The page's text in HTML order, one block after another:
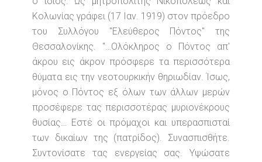
Κολωνίας γράφει (17 Ιαν. 1919) στον πρόεδρο
του Συλλόγου "Ελεύθερος Πόντος" της
Θεσσαλονίκης. "…Ολόκληρος ο Πόντος απ'
άκρου εις άκρον πρόσφερε τα περισσότερα
θύματα εις την νεοτουρκικήν θηριωδίαν. Ίσως,
μόνος ο Πόντος εξ όλων των άλλων μερών
προσέφερε τας περισσοτέρας μυριονέκρους
θυσίας… Εστέ οι πρόμαχοι και υπερασπισταί
των δικαίων της (πατρίδος). Συνασπισθήτε.
Συντονίσατε τας ενεργείας σας. Υψώσατε